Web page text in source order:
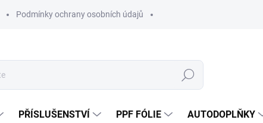
Podmínky ochrany osobních údajů
Hledat
PŘÍSLUŠENSTVÍ PPF FÓLIE AUTODOPLŇKY